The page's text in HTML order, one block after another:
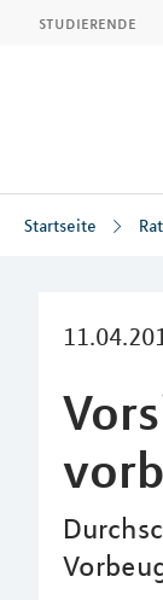
studierende
Startseite